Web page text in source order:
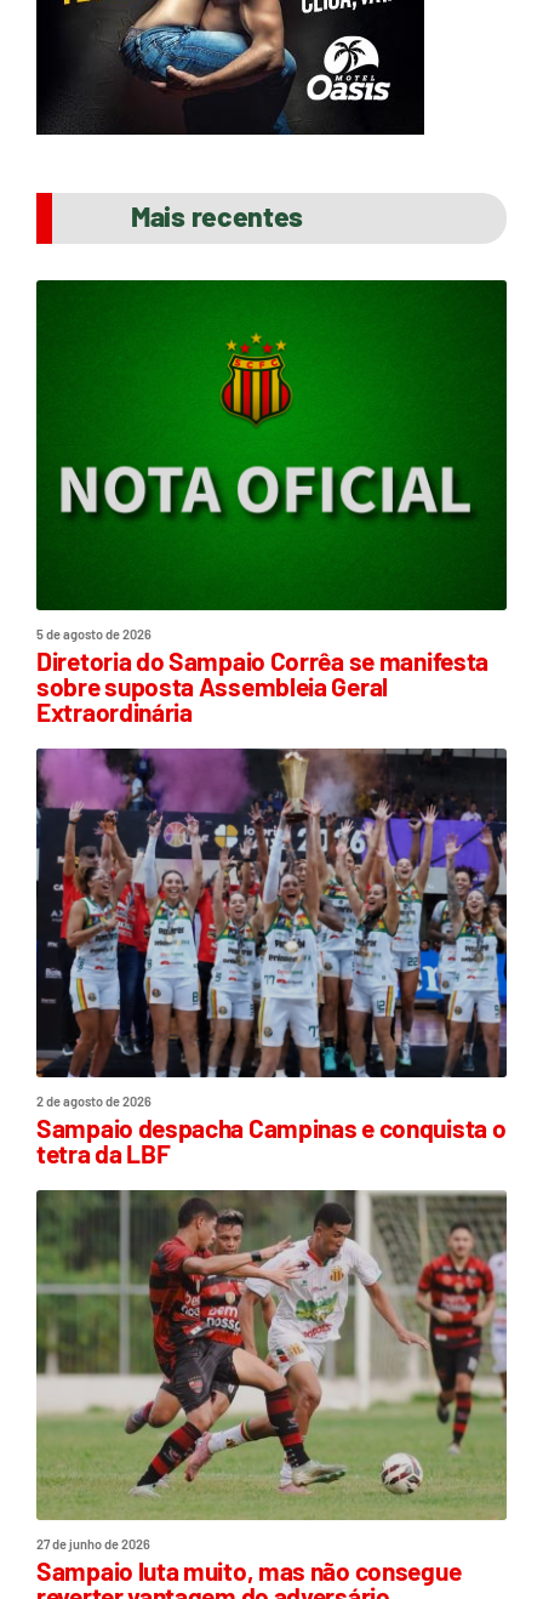
Mais recentes
5 de agosto de 2026
Diretoria do Sampaio Corrêa se manifesta
sobre suposta Assembleia Geral
Extraordinária
2 de agosto de 2026
Sampaio despacha Campinas e conquista o
tetra da LBF
27 de junho de 2026
Sampaio luta muito, mas não consegue